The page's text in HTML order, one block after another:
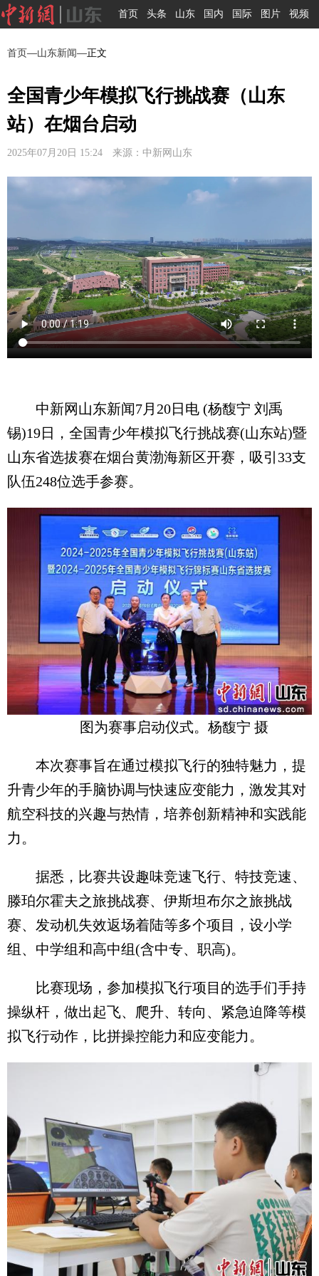
首页 头条 山东 国内 国际 图片 视频
首页—山东新闻—正文
全国青少年模拟飞行挑战赛（山东
站）在烟台启动
2025年07月20日 15:24 来源：中新网山东
中新网山东新闻7月20日电 (杨馥宁 刘禹
锡)19日，全国青少年模拟飞行挑战赛(山东站)暨
山东省选拔赛在烟台黄渤海新区开赛，吸引33支
队伍248位选手参赛。
图为赛事启动仪式。杨馥宁 摄
本次赛事旨在通过模拟飞行的独特魅力，提
升青少年的手脑协调与快速应变能力，激发其对
航空科技的兴趣与热情，培养创新精神和实践能
力。
据悉，比赛共设趣味竞速飞行、特技竞速、
滕珀尔霍夫之旅挑战赛、伊斯坦布尔之旅挑战
赛、发动机失效返场着陆等多个项目，设小学
组、中学组和高中组(含中专、职高)。
比赛现场，参加模拟飞行项目的选手们手持
操纵杆，做出起飞、爬升、转向、紧急迫降等模
拟飞行动作，比拼操控能力和应变能力。